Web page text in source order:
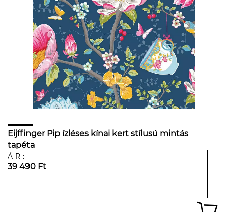
Eijffinger Pip ízléses kínai kert stílusú mintás
tapéta
ÁR:
39 490 Ft